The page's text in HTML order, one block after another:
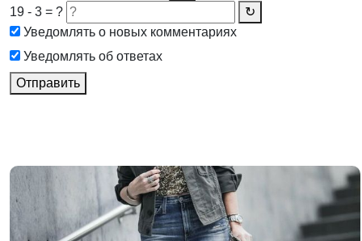
19 - 3 = ?
↻
Уведомлять о новых комментариях
Уведомлять об ответах
Отправить